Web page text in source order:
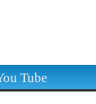
Tube